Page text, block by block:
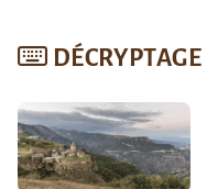
DÉCRYPTAGE